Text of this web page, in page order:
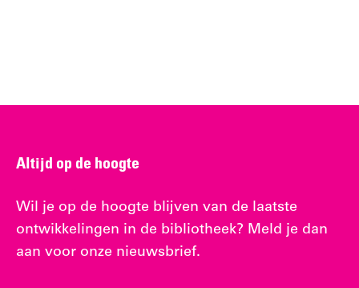
Altijd op de hoogte
Wil je op de hoogte blijven van de laatste
ontwikkelingen in de bibliotheek? Meld je dan
aan voor onze nieuwsbrief.